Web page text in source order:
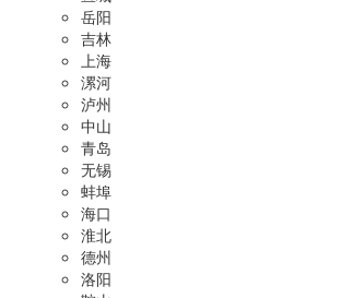
岳阳
吉林
上海
漯河
泸州
中山
青岛
无锡
蚌埠
海口
淮北
德州
洛阳